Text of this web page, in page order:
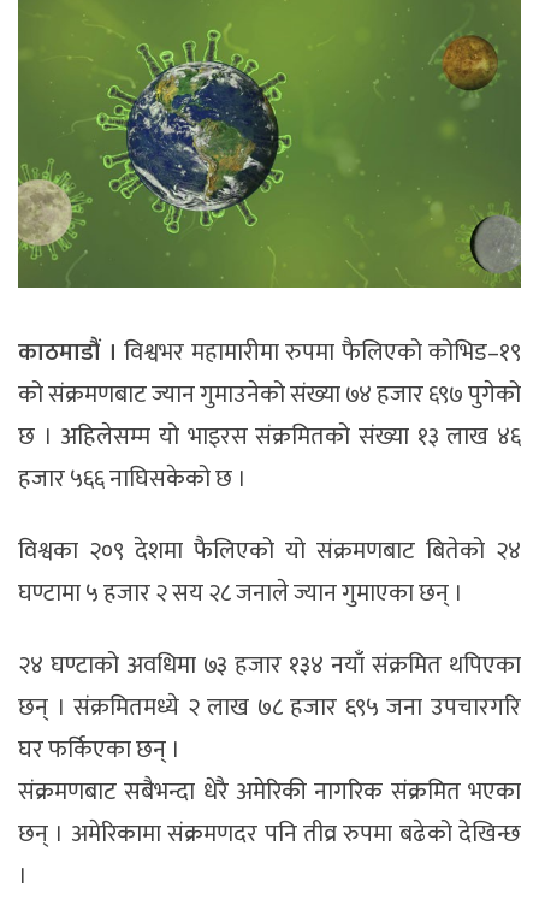
काठमाडौं । विश्वभर महामारीमा रुपमा फैलिएको कोभिड–१९
को संक्रमणबाट ज्यान गुमाउनेको संख्या ७४ हजार ६९७ पुगेको
छ । अहिलेसम्म यो भाइरस संक्रमितको संख्या १३ लाख ४६
हजार ५६६ नाघिसकेको छ ।
विश्वका २०९ देशमा फैलिएको यो संक्रमणबाट बितेको २४
घण्टामा ५ हजार २ सय २८ जनाले ज्यान गुमाएका छन् ।
२४ घण्टाको अवधिमा ७३ हजार १३४ नयाँ संक्रमित थपिएका
छन् । संक्रमितमध्ये २ लाख ७८ हजार ६९५ जना उपचारगरि
घर फर्किएका छन् ।
संक्रमणबाट सबैभन्दा धेरै अमेरिकी नागरिक संक्रमित भएका
छन् । अमेरिकामा संक्रमणदर पनि तीव्र रुपमा बढेको देखिन्छ
।